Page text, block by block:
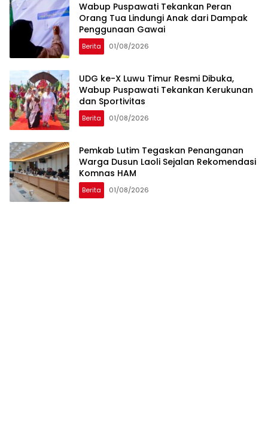
Wabup Puspawati Tekankan Peran
Orang Tua Lindungi Anak dari Dampak
Penggunaan Gawai
Berita 01/08/2026
UDG ke-X Luwu Timur Resmi Dibuka,
Wabup Puspawati Tekankan Kerukunan
dan Sportivitas
Berita 01/08/2026
Pemkab Lutim Tegaskan Penanganan
Warga Dusun Laoli Sejalan Rekomendasi
Komnas HAM
Berita 01/08/2026